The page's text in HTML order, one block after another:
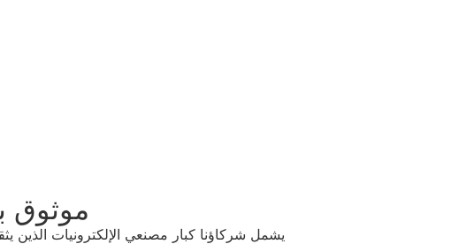
موثوق
يشمل شركاؤنا كبار مصنعي الإلكترونيات الذين